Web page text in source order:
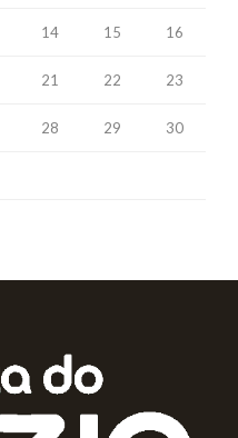
14 15 16
21 22 23
28 29 30